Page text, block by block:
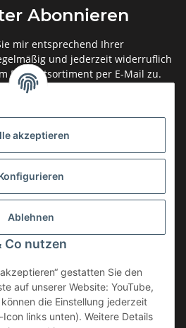
akzeptieren
Ablehnen
Co nutzen
gestatten Sie den
auf unserer Website: YouTube,
die Einstellung jederzeit
links unten). Weitere Details
Abonnieren
mir entsprechend Ihrer
und jederzeit widerruflich
Produktsortiment per E-Mail zu.
widerrufen
zzgl.Versand